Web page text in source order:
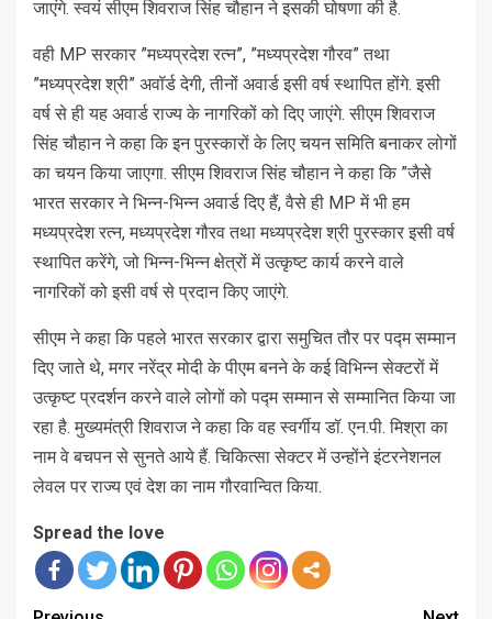
जाएंगे. स्वयं सीएम शिवराज सिंह चौहान ने इसकी घोषणा की है.
वही MP सरकार ”मध्यप्रदेश रत्न”, ”मध्यप्रदेश गौरव” तथा
”मध्यप्रदेश श्री” अवॉर्ड देगी, तीनों अवार्ड इसी वर्ष स्थापित होंगे. इसी
वर्ष से ही यह अवार्ड राज्य के नागरिकों को दिए जाएंगे. सीएम शिवराज
सिंह चौहान ने कहा कि इन पुरस्कारों के लिए चयन समिति बनाकर लोगों
का चयन किया जाएगा. सीएम शिवराज सिंह चौहान ने कहा कि ”जैसे
भारत सरकार ने भिन्न-भिन्न अवार्ड दिए हैं, वैसे ही MP में भी हम
मध्यप्रदेश रत्न, मध्यप्रदेश गौरव तथा मध्यप्रदेश श्री पुरस्कार इसी वर्ष
स्थापित करेंगे, जो भिन्न-भिन्न क्षेत्रों में उत्कृष्ट कार्य करने वाले
नागरिकों को इसी वर्ष से प्रदान किए जाएंगे.
सीएम ने कहा कि पहले भारत सरकार द्वारा समुचित तौर पर पद्म सम्मान
दिए जाते थे, मगर नरेंद्र मोदी के पीएम बनने के कई विभिन्न सेक्टरों में
उत्कृष्ट प्रदर्शन करने वाले लोगों को पद्म सम्मान से सम्मानित किया जा
रहा है. मुख्यमंत्री शिवराज ने कहा कि वह स्वर्गीय डॉ. एन.पी. मिश्रा का
नाम वे बचपन से सुनते आये हैं. चिकित्सा सेक्टर में उन्होंने इंटरनेशनल
लेवल पर राज्य एवं देश का नाम गौरवान्वित किया.
Spread the love